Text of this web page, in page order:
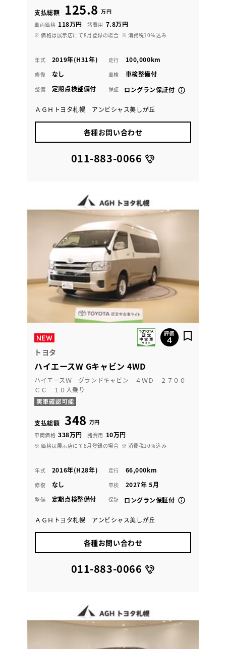
支払総額 125.8 万円
車両価格 118万円 諸費用 7.8万円
※ 価格は展示店にて8月登録の場合 ※ 消費税10％込み
年式 2019年(H31年) 走行 100,000km
修復 なし 車検 車検整備付
整備 定期点検整備付 保証 ロングラン保証付
ＡＧＨトヨタ札幌 アンビシャス美しが丘
各種お問い合わせ
011-883-0066
トヨタ
ハイエースW Gキャビン 4WD
ハイエースＷ グランドキャビン ４ＷＤ ２７００
ＣＣ １０人乗り
支払総額 348 万円
車両価格 338万円 諸費用 10万円
※ 価格は展示店にて8月登録の場合 ※ 消費税10％込み
年式 2016年(H28年) 走行 66,000km
修復 なし 車検 2027年 5月
整備 定期点検整備付 保証 ロングラン保証付
ＡＧＨトヨタ札幌 アンビシャス美しが丘
各種お問い合わせ
011-883-0066